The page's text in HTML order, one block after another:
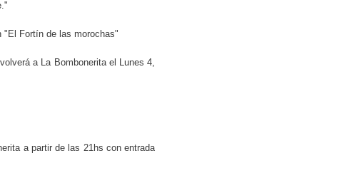
"El Fortín de las morochas"
a La Bombonerita el Lunes 4,
a partir de las 21hs con entrada